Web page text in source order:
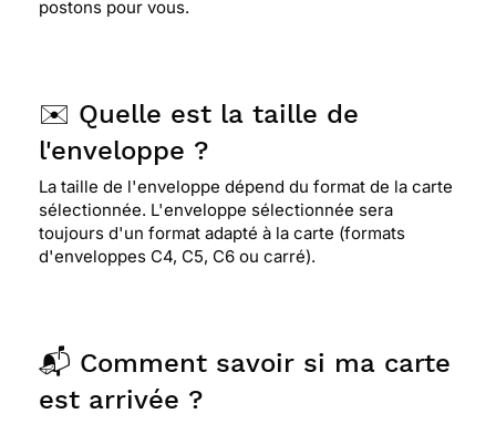
postons pour vous.
✉️ Quelle est la taille de
l'enveloppe ?
La taille de l'enveloppe dépend du format de la carte
sélectionnée. L'enveloppe sélectionnée sera
toujours d'un format adapté à la carte (formats
d'enveloppes C4, C5, C6 ou carré).
📬 Comment savoir si ma carte
est arrivée ?